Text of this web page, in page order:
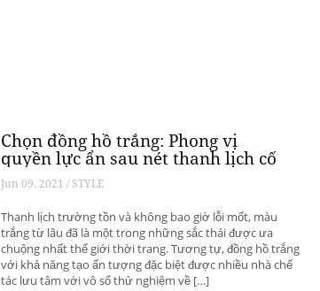
Chọn đồng hồ trắng: Phong vị
quyền lực ẩn sau nét thanh lịch cố
hữu
Jun 09, 2021 / STYLE
Thanh lịch trường tồn và không bao giờ lỗi mốt, màu
trắng từ lâu đã là một trong những sắc thái được ưa
chuộng nhất thế giới thời trang. Tương tự, đồng hồ trắng
với khả năng tạo ấn tượng đặc biệt được nhiều nhà chế
tác lưu tâm với vô số thử nghiệm về […]